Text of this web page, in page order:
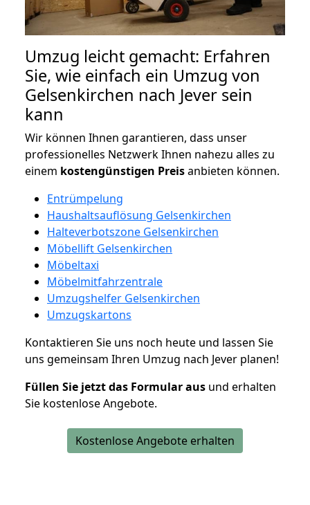
Umzug leicht gemacht: Erfahren
Sie, wie einfach ein Umzug von
Gelsenkirchen nach Jever sein
kann
Wir können Ihnen garantieren, dass unser
professionelles Netzwerk Ihnen nahezu alles zu
einem kostengünstigen Preisanbieten können.
Entrümpelung
Haushaltsauflösung Gelsenkirchen
Halteverbotszone Gelsenkirchen
Möbellift Gelsenkirchen
Möbeltaxi
Möbelmitfahrzentrale
Umzugshelfer Gelsenkirchen
Umzugskartons
Kontaktieren Sie uns noch heute und lassen Sie
uns gemeinsam Ihren Umzug nach Jever planen!
Füllen Sie jetzt das Formular aus und erhalten
Sie kostenlose Angebote.
Kostenlose Angebote erhalten